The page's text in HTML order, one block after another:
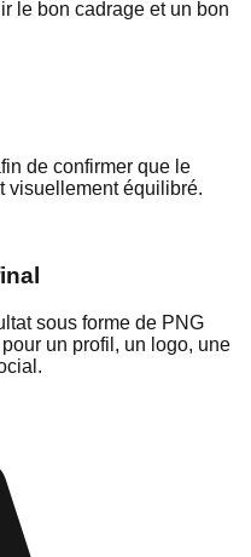
le bon cadrage et un bon
de confirmer que le
visuellement équilibré.
sous forme de PNG
un profil, un logo, une